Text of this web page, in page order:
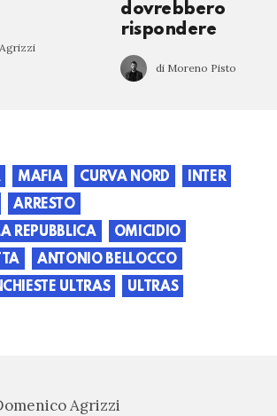
dovrebbero
rispondere
di Moreno Pisto
MAFIA CURVA NORD
INTER
ARRESTO
REPUBBLICA
OMICIDIO
ANTONIO BELLOCCO
ULTRAS ULTRAS
Agrizzi